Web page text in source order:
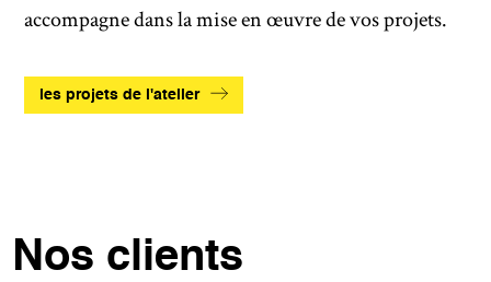
accompagne dans la mise en œuvre de vos projets.
les projets de l'atelier
Nos clients